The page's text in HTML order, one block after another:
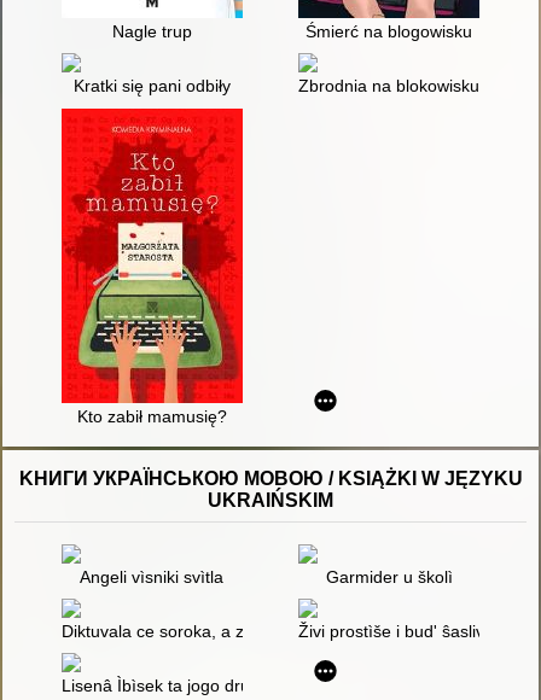
Nagle trup Śmierć na blogowisku
Kratki się pani odbiły Zbrodnia na blokowisku
Kto zabił mamusię?
KНИГИ УКРАЇНСЬКОЮ МОВОЮ / KSIĄŻKI W JĘZYKU
UKRAIŃSKIM
Angeli vìsniki svìtla Garmider u školì
Diktuvala ce soroka, a zapisuvav ïžakŽivi prostìše i bud' ŝaslivoû
Lisenâ Ìbìsek ta jogo druzì : knižečka dlâ dìtej I-III klasìv